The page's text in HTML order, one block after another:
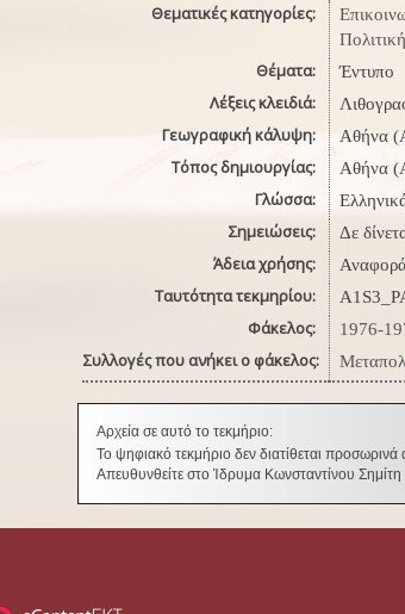
Θεματικές κατηγορίες:
Θέματα: Έντυπο
Λέξεις κλειδιά:
Γεωγραφική κάλυψη: Αθήνα
Τόπος δημιουργίας: Αθήνα
Γλώσσα:
Σημειώσεις: Δε
Άδεια χρήσης:
Ταυτότητα τεκμηρίου:
Φάκελος: 1976-
Συλλογές που ανήκει ο φάκελος:
Αρχεία σε αυτό το τεκμήριο:
Το ψηφιακό τεκμήριο δεν διατίθεται
Απευθυνθείτε στο Ίδρυμα Κωνσταντίνου Σημίτη